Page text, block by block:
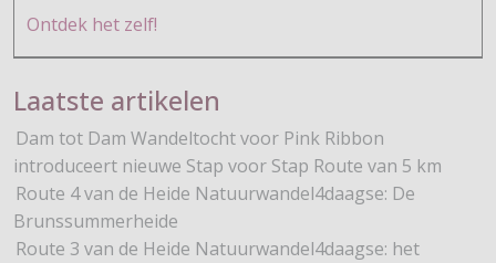
Ontdek het zelf!
Laatste artikelen
Dam tot Dam Wandeltocht voor Pink Ribbon
introduceert nieuwe Stap voor Stap Route van 5 km
Route 4 van de Heide Natuurwandel4daagse: De
Brunssummerheide
Route 3 van de Heide Natuurwandel4daagse: het